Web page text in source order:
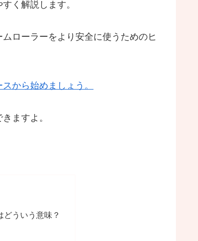
く解説します。
ムローラーをより安全に使うためのヒ
から始めましょう。
ますよ。
どういう意味？